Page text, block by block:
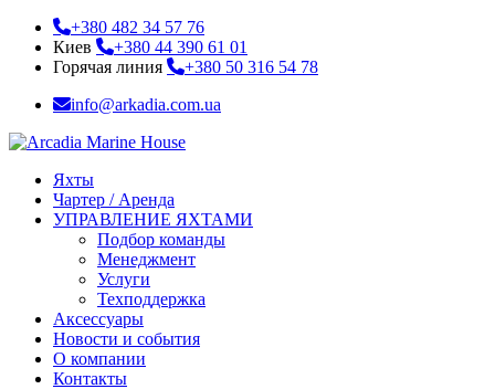
+380 482 34 57 76
Киев
+380 44 390 61 01
Горячая линия
+380 50 316 54 78
info@arkadia.com.ua
Яхты
Чартер / Аренда
УПРАВЛЕНИЕ ЯХТАМИ
Подбор команды
Менеджмент
Услуги
Техподдержка
Аксессуары
Новости и события
О компании
Контакты